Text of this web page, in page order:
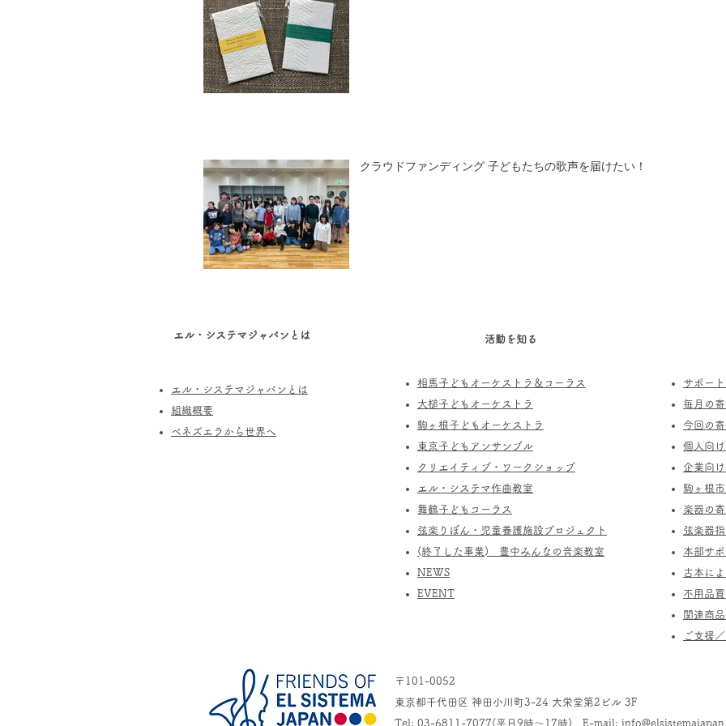
クラウドファンディング 子どもたちの歌声を届けたい！
エル・システマジャパンとは
エル・システマジャパンとは
​組織概要
​ベネズエラから世界へ
活動を知る
相馬子どもオーケストラ＆コーラス
​大槌子どもオーケストラ
駒ヶ根子どもオーケストラ
​東京子どもアンサンブル
​クリエイティブ・ワークショップ
エル・システマ作曲教室
​舞鶴子どもコーラス
​​弦楽りぼん・児童養護施設プロジェクト
(終了した事業) ​豊中みんなの音楽教室
​NEWS
​EVENT
サポー
毎月の
今回の
個人向
企業向
駒ヶ根
楽器の
弦楽器
本部サ
古本に
不用品
関連商
ご支援
〒101-0052
東京都千代田区 神田小川町3-24 大栄堂第2ビル 3F
Tel: 03-6811-7077(平日9時～17時) E-mail: